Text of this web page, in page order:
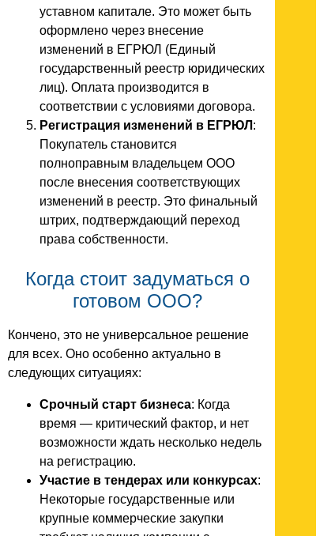
уставном капитале. Это может быть
оформлено через внесение
изменений в ЕГРЮЛ (Единый
государственный реестр юридических
лиц). Оплата производится в
соответствии с условиями договора.
Регистрация изменений в ЕГРЮЛ :
Покупатель становится
полноправным владельцем ООО
после внесения соответствующих
изменений в реестр. Это финальный
штрих, подтверждающий переход
права собственности.
Когда стоит задуматься о
готовом ООО?
Кончено, это не универсальное решение
для всех. Оно особенно актуально в
следующих ситуациях:
Срочный старт бизнеса: Когда
время — критический фактор, и нет
возможности ждать несколько недель
на регистрацию.
Участие в тендерах или конкурсах:
Некоторые государственные или
крупные коммерческие закупки